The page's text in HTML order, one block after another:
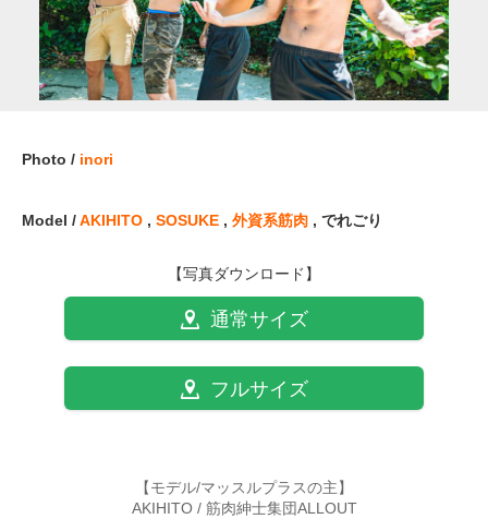
Photo / inori
Model /AKIHITO , SOSUKE , 外資系筋肉 , でれごり
【写真ダウンロード】
通常サイズ
フルサイズ
【モデル/マッスルプラスの主】
AKIHITO / 筋肉紳士集団ALLOUT